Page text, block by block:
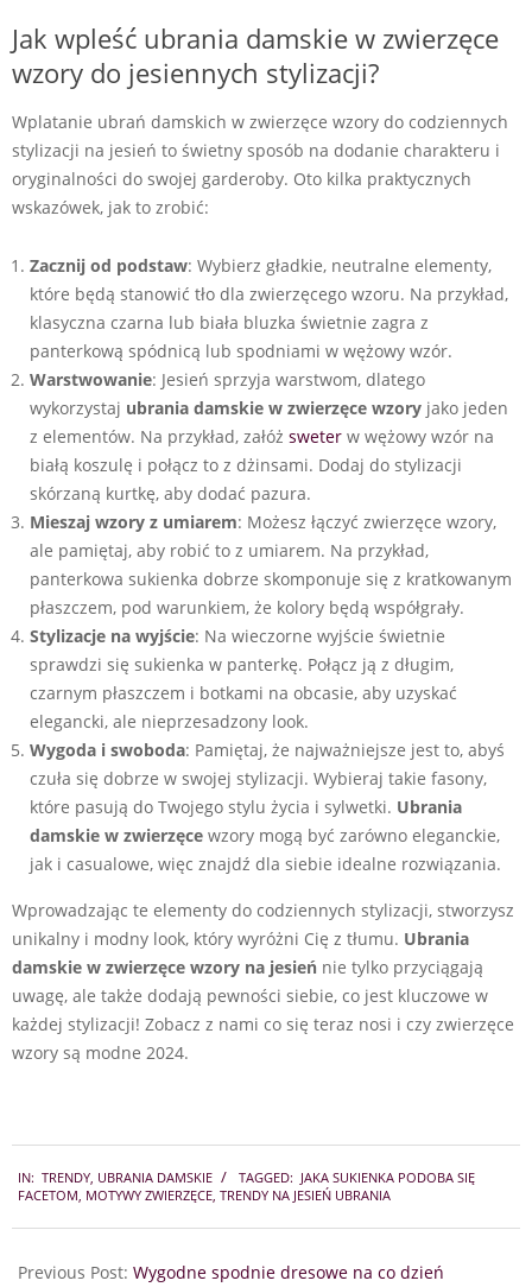
Jak wpleść ubrania damskie w zwierzęce
wzory do jesiennych stylizacji?
Wplatanie ubrań damskich w zwierzęce wzory do codziennych
stylizacji na jesień to świetny sposób na dodanie charakteru i
oryginalności do swojej garderoby. Oto kilka praktycznych
wskazówek, jak to zrobić:
Zacznij od podstaw: Wybierz gładkie, neutralne elementy,
które będą stanowić tło dla zwierzęcego wzoru. Na przykład,
klasyczna czarna lub biała bluzka świetnie zagra z
panterkową spódnicą lub spodniami w wężowy wzór.
Warstwowanie: Jesień sprzyja warstwom, dlatego
wykorzystaj ubrania damskie w zwierzęce wzory jako jeden
z elementów. Na przykład, załóż sweter w wężowy wzór na
białą koszulę i połącz to z dżinsami. Dodaj do stylizacji
skórzaną kurtkę, aby dodać pazura.
Mieszaj wzory z umiarem: Możesz łączyć zwierzęce wzory,
ale pamiętaj, aby robić to z umiarem. Na przykład,
panterkowa sukienka dobrze skomponuje się z kratkowanym
płaszczem, pod warunkiem, że kolory będą współgrały.
Stylizacje na wyjście: Na wieczorne wyjście świetnie
sprawdzi się sukienka w panterkę. Połącz ją z długim,
czarnym płaszczem i botkami na obcasie, aby uzyskać
elegancki, ale nieprzesadzony look.
Wygoda i swoboda: Pamiętaj, że najważniejsze jest to, abyś
czuła się dobrze w swojej stylizacji. Wybieraj takie fasony,
które pasują do Twojego stylu życia i sylwetki. Ubrania
damskie w zwierzęce wzory mogą być zarówno eleganckie,
jak i casualowe, więc znajdź dla siebie idealne rozwiązania.
Wprowadzając te elementy do codziennych stylizacji, stworzysz
unikalny i modny look, który wyróżni Cię z tłumu. Ubrania
damskie w zwierzęce wzory na jesień nie tylko przyciągają
uwagę, ale także dodają pewności siebie, co jest kluczowe w
każdej stylizacji! Zobacz z nami co się teraz nosi i czy zwierzęce
wzory są modne 2024.
09-
IN: TRENDY, UBRANIA DAMSKIE TAGGED: JAKA SUKIENKA PODOBA SIĘ
FACETOM, MOTYWY ZWIERZĘCE, TRENDY NA JESIEŃ UBRANIA
Previous Post: Wygodne spodnie dresowe na co dzień